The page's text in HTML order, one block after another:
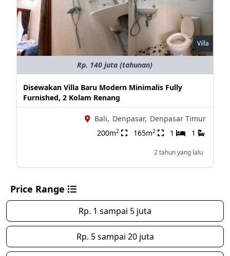
Villa
Rp. 140 juta (tahunan)
Disewakan Villa Baru Modern Minimalis Fully
Furnished, 2 Kolam Renang
Bali, Denpasar, Denpasar Timur
200m2 165m2 1 1
2 tahun yang lalu
Price Range
Rp. 1 sampai 5 juta
Rp. 5 sampai 20 juta